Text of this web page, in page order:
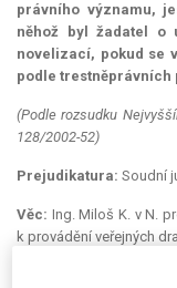
právního významu,
něhož byl žadatel o
novelizací, pokud se
podle trestněprávních
(Podle rozsudku
128/2002-52)
Prejudikatura: Soudní
Věc: Ing. Miloš K. v N.
k provádění veřejných